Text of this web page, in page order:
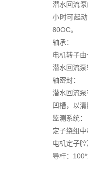
潜水回流
小时可起
80OC。
轴承：
电机转子
潜水回流
轴密封：
潜水回流
凹槽，以
监测系统：
定子绕组
电机定子
导杆：